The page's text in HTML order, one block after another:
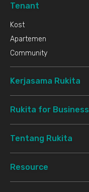
Tenant
Kost
Apartemen
Community
Kerjasama Rukita
Rukita for Business
Tentang Rukita
Resource